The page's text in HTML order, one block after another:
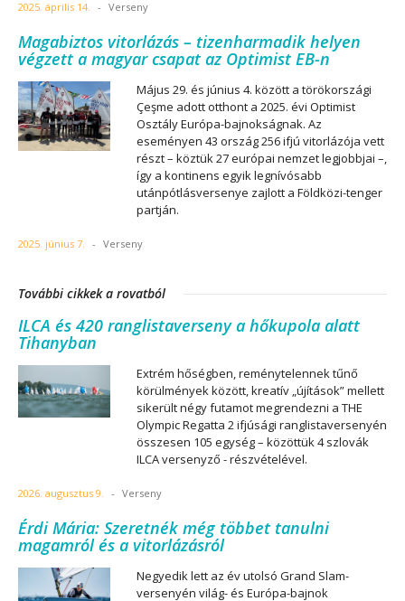
2025. április 14. - Verseny
Magabiztos vitorlázás – tizenharmadik helyen
végzett a magyar csapat az Optimist EB-n
Május 29. és június 4. között a törökországi
Çeşme adott otthont a 2025. évi Optimist
Osztály Európa-bajnokságnak. Az
eseményen 43 ország 256 ifjú vitorlázója vett
részt – köztük 27 európai nemzet legjobbjai –,
így a kontinens egyik legnívósabb
utánpótlásversenye zajlott a Földközi-tenger
partján.
2025. június 7. - Verseny
További cikkek a rovatból
ILCA és 420 ranglistaverseny a hőkupola alatt
Tihanyban
Extrém hőségben, reménytelennek tűnő
körülmények között, kreatív „újítások” mellett
sikerült négy futamot megrendezni a THE
Olympic Regatta 2 ifjúsági ranglistaversenyén
összesen 105 egység – közöttük 4 szlovák
ILCA versenyző - részvételével.
2026. augusztus 9. - Verseny
Érdi Mária: Szeretnék még többet tanulni
magamról és a vitorlázásról
Negyedik lett az év utolsó Grand Slam-
versenyén világ- és Európa-bajnok